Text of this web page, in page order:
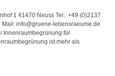
1 41470 Neuss Tel.: +49 (0)2137
info@gruene-lebensraeume.de
Innenraumbegrünung für
ist mehr als